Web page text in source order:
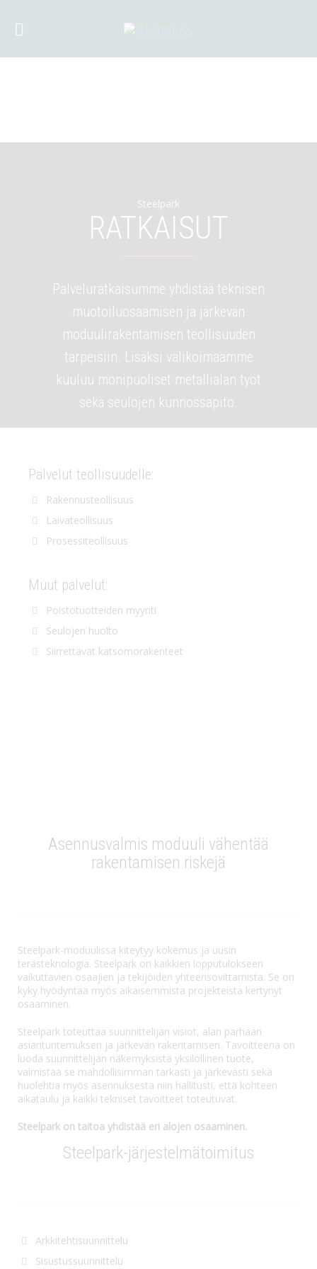
Steelpark
RATKAISUT
Palveluratkaisumme yhdistää teknisen
muotoiluosaamisen ja järkevän
moduulirakentamisen teollisuuden
tarpeisiin. Lisäksi valikoimaamme
kuuluu monipuoliset metallialan työt
sekä seulojen kunnossapito.
Palvelut teollisuudelle:
Rakennusteollisuus
Laivateollisuus
Prosessiteollisuus
Muut palvelut:
Poistotuotteiden myynti
Seulojen huolto
Siirrettävät katsomorakenteet
Asennusvalmis moduuli vähentää
rakentamisen riskejä
Steelpark-moduulissa kiteytyy kokemus ja uusin
terästeknologia. Steelpark on kaikkien lopputulokseen
vaikuttavien osaajien ja tekijöiden yhteensovittamista. Se on
kyky hyödyntää myös aikaisemmista projekteista kertynyt
osaaminen.
Steelpark toteuttaa suunnittelijan visiot, alan parhaan
asiantuntemuksen ja järkevän rakentamisen. Tavoitteena on
luoda suunnittelijan näkemyksistä yksilöllinen tuote,
valmistaa se mahdollisimman tarkasti ja järkevästi sekä
huolehtia myös asennuksesta niin hallitusti, että kohteen
aikataulu ja kaikki tekniset tavoitteet toteutuvat.
Steelpark on taitoa yhdistää eri alojen osaaminen.
Steelpark-järjestelmätoimitus
Arkkitehtisuunnittelu
Sisustussuunnittelu